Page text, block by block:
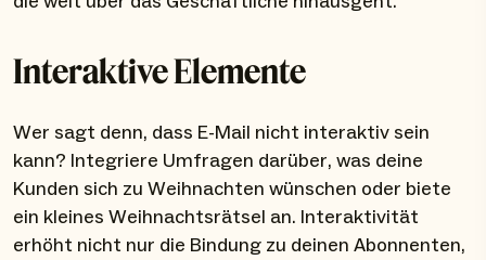
Interaktive Elemente
Wer sagt denn, dass E-Mail nicht interaktiv sein
kann? Integriere Umfragen darüber, was deine
Kunden sich zu Weihnachten wünschen oder biete
ein kleines Weihnachtsrätsel an. Interaktivität
erhöht nicht nur die Bindung zu deinen Abonnenten,